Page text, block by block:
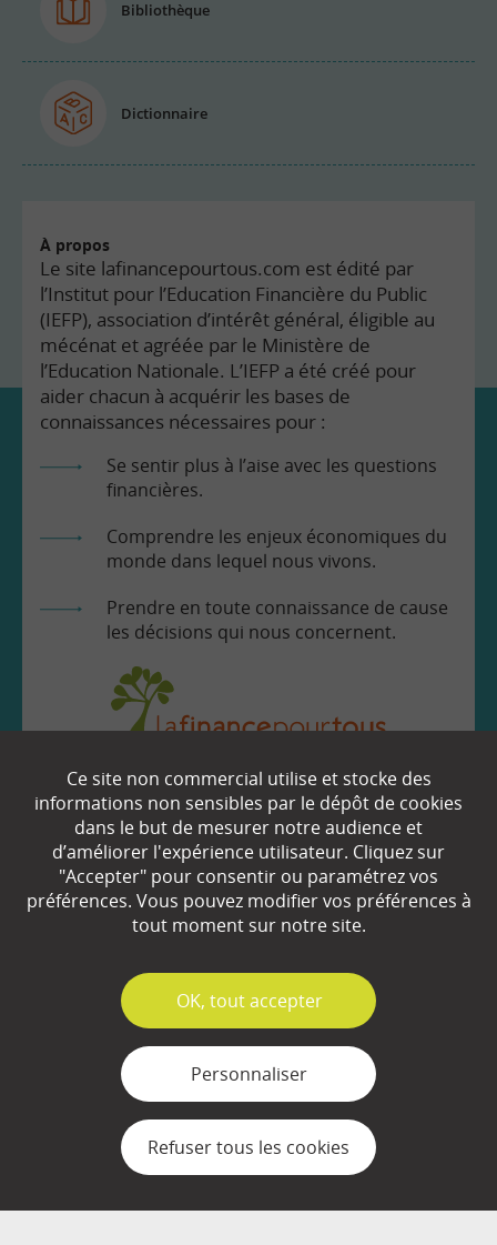
Bibliothèque
Dictionnaire
À propos
Le site lafinancepourtous.com est édité par
l’Institut pour l’Education Financière du Public
(IEFP), association d’intérêt général, éligible au
mécénat et agréée par le Ministère de
l’Education Nationale. L’IEFP a été créé pour
aider chacun à acquérir les bases de
connaissances nécessaires pour :
Se sentir plus à l’aise avec les questions
financières.
Comprendre les enjeux économiques du
monde dans lequel nous vivons.
Prendre en toute connaissance de cause
les décisions qui nous concernent.
EN SAVOIR
Qui sommes-nous ?
Partenaires
Plan du site
Mentions légales
Gestion des cookies
Ce site non commercial utilise et stocke des
informations non sensibles par le dépôt de cookies
dans le but de mesurer notre audience et
d’améliorer l'expérience utilisateur. Cliquez sur
"Accepter" pour consentir ou paramétrez vos
préférences. Vous pouvez modifier vos préférences à
tout moment sur notre site.
✓
OK, tout accepter
Personnaliser
Refuser tous les cookies